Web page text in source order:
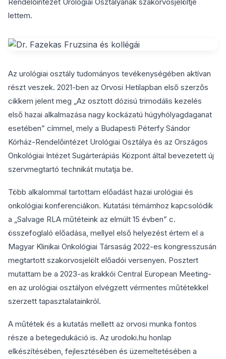
lettem.
Az urológiai osztály tudományos tevékenységében aktívan
részt veszek. 2021-ben az Orvosi Hetilapban első szerzős
cikkem jelent meg „Az osztott dózisú trimodális kezelés
első hazai alkalmazása nagy kockázatú húgyhólyagdaganat
esetében” címmel, mely a Budapesti Péterfy Sándor
Kórház-Rendelőintézet Urológiai Osztálya és az Országos
Onkológiai Intézet Sugárterápiás Központ által bevezetett új
szervmegtartó technikát mutatja be.
Több alkalommal tartottam előadást hazai urológiai és
onkológiai konferenciákon. Kutatási témámhoz kapcsolódik
a „Salvage RLA műtéteink az elmúlt 15 évben” c.
összefoglaló előadása, mellyel első helyezést értem el a
Magyar Klinikai Onkológiai Társaság 2022-es kongresszusán
megtartott szakorvosjelölt előadói versenyen. Posztert
mutattam be a 2023-as krakkói Central European Meeting-
en az urológiai osztályon elvégzett vérmentes műtétekkel
szerzett tapasztalatainkról.
A műtétek és a kutatás mellett az orvosi munka fontos
része a betegedukáció is. Az urodoki.hu honlap
elkészítésében, fejlesztésében és üzemeltetésében a